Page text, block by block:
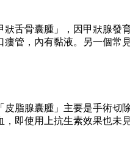
狀舌骨囊腫」，因甲狀腺發
管，內有黏液。另一個常
皮脂腺囊腫」主要是手術切
即使用上抗生素效果也未